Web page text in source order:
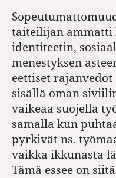
taiteilijan ammatti
identiteetin,
menestyksen
eettiset rajanvedot
sisällä oman
vaikeaa suojella
samalla kun
pyrkivät ns.
vaikka ikkunasta
Tämä essee on